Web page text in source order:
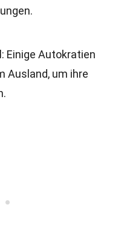
: Einige Autokratien
Ausland, um ihre